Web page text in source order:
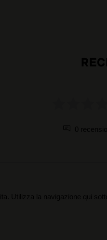
0
Utilizza la navigazione qui